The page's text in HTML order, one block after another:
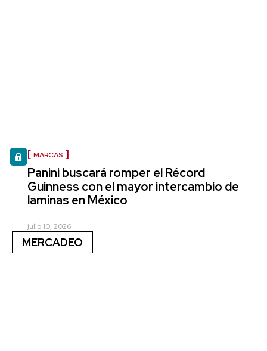
MARCAS
Panini buscará romper el Récord
Guinness con el mayor intercambio de
laminas en México
julio 10, 2026
MERCADEO